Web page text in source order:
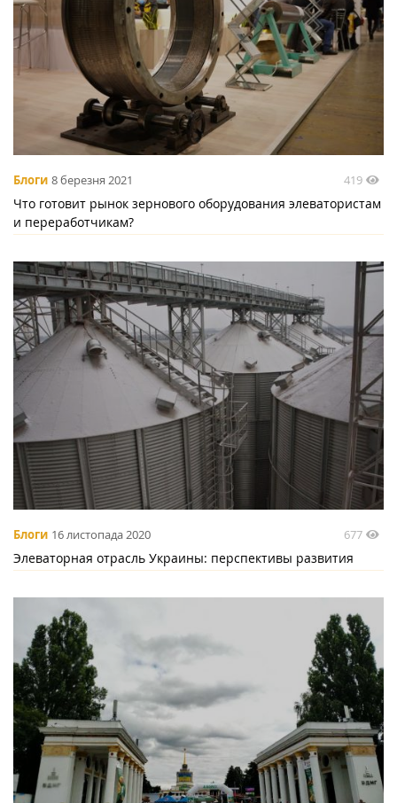
Блоги 8 березня 2021 419
Что готовит рынок зернового оборудования элеватористам
и переработчикам?
Блоги 16 листопада 2020 677
Элеваторная отрасль Украины: перспективы развития